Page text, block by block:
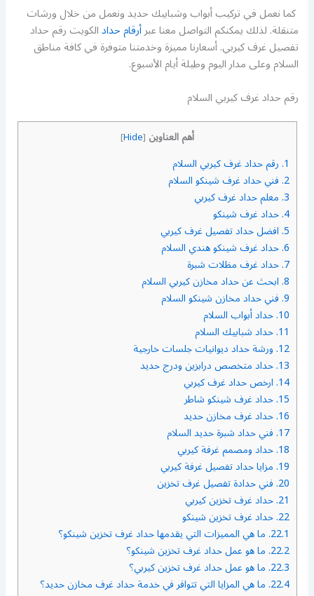
كما نعمل في تركيب أبواب وشبابيك حديد ونعمل من خلال ورشات
متنقلة. لذلك يمكنكم التواصل معنا عبرأرقام حدادالكويت رقم حداد
تفصيل غرف كيربي. أسعارنا مميزة وخدمتنا متوفرة في كافة مناطق
السلام وعلى مدار اليوم وطيلة أيام الأسبوع.
رقم حداد غرف كيربي السلام
أهم العناوين [
Hide
]
1. رقم حداد غرف كيربي السلام
2. فني حداد غرف شينكو السلام
3. معلم حداد غرف كيربي
4. حداد غرف شينكو
5. افضل حداد تفصيل غرف كيربي
6. حداد غرف شينكو هندي السلام
7. حداد غرف مظلات شبرة
8. ابحث عن حداد مخازن كيربي السلام
9. فني حداد مخازن شينكو السلام
10. حداد أبواب السلام
11. حداد شبابيك السلام
12. ورشة حداد ديوانيات جلسات خارجية
13. حداد متخصص درابزين ودرج حديد
14. ارخص حداد غرف كيربي
15. حداد غرف شينكو شاطر
16. حداد غرف مخازن حديد
17. فني حداد شبرة حديد السلام
18. حداد ومصمم غرفة كيربي
19. مزايا حداد تفصيل غرفة كيربي
20. فني حدادة تفصيل غرف تخزين
21. حداد غرف تخزين كيربي
22. حداد غرف تخزين شينكو
22.1. ما هي المميزات التي يقدمها حداد غرف تخزين شينكو؟
22.2. ما هو عمل حداد غرف تخزين شينكو؟
22.3. ما هو عمل حداد غرف تخزين كيربي؟
22.4. ما هي المزايا التي تتوافر في خدمة حداد غرف مخازن حديد؟